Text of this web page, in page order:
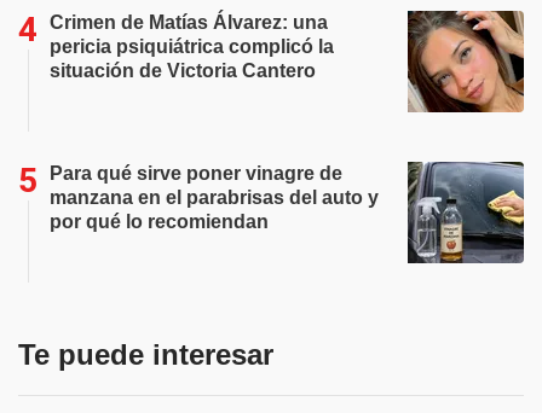
Crimen de Matías Álvarez: una
pericia psiquiátrica complicó la
situación de Victoria Cantero
Para qué sirve poner vinagre de
manzana en el parabrisas del auto y
por qué lo recomiendan
Te puede interesar